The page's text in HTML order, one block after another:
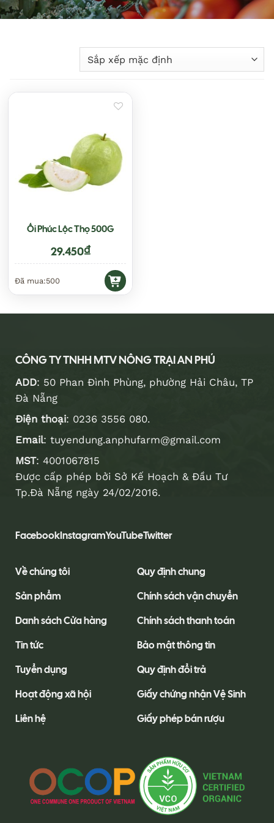
Ổi Phúc Lộc Thọ 500G
29.450₫
Đã mua:500
CÔNG TY TNHH MTV NÔNG TRẠI AN PHÚ
ADD: 50 Phan Đình Phùng, phường Hải Châu, TP
Đà Nẵng
Điện thoại: 0236 3556 080.
Email: tuyendung.anphufarm@gmail.com
MST: 4001067815
Được cấp phép bởi Sở Kế Hoạch & Đầu Tư
Tp.Đà Nẵng ngày 24/02/2016.
FacebookInstagramYouTubeTwitter
Về chúng tôi
Sản phẩm
Danh sách Cửa hàng
Tin tức
Tuyển dụng
Hoạt động xã hội
Liên hệ
Quy định chung
Chính sách vận chuyển
Chính sách thanh toán
Bảo mật thông tin
Quy định đổi trả
Giấy chứng nhận Vệ Sinh
Giấy phép bán rượu